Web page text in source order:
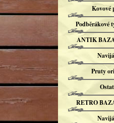
Kovové
Podběrákové
ANTIK
Pruty
RETRO